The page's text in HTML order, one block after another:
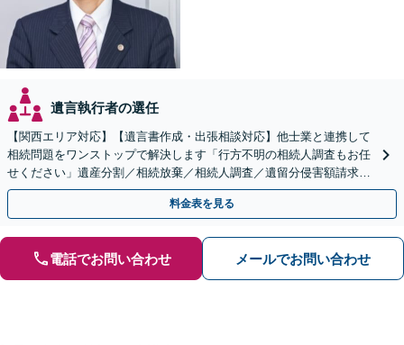
遺言執行者の選任
【関西エリア対応】【遺言書作成・出張相談対応】他士業と連携して
相続問題をワンストップで解決します「行方不明の相続人調査もお任
せください」遺産分割／相続放棄／相続人調査／遺留分侵害額請求／
登記など【休日・夜間面談可】【分割払い対応】
料金表を見る
電話でお問い合わせ メールでお問い合わせ